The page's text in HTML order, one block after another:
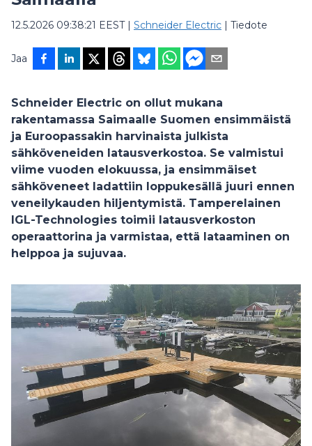
12.5.2026 09:38:21 EEST| Schneider Electric | Tiedote
Jaa
Schneider Electric on ollut mukana
rakentamassa Saimaalle Suomen ensimmäistä
ja Euroopassakin harvinaista julkista
sähköveneiden latausverkostoa. Se valmistui
viime vuoden elokuussa, ja ensimmäiset
sähköveneet ladattiin loppukesällä juuri ennen
veneilykauden hiljentymistä. Tamperelainen
IGL-Technologies toimii latausverkoston
operaattorina ja varmistaa, että lataaminen on
helppoa ja sujuvaa.